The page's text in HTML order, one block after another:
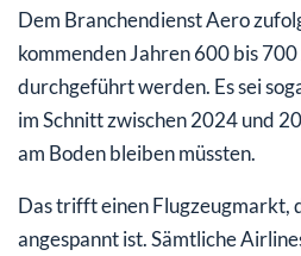
Dem Branchendienst Aero
kommenden Jahren 600 bis
durchgeführt werden. Es sei
im Schnitt zwischen 2024 und
am Boden bleiben müssten.
Das trifft einen Flugzeugmarkt,
angespannt ist. Sämtliche